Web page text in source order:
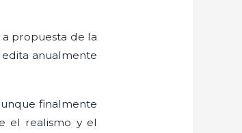
propuesta de la
anualmente
finalmente
el realismo y el